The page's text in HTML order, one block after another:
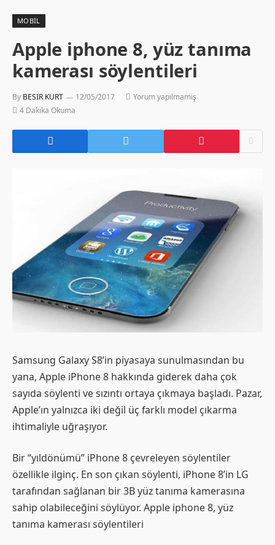
MOBIL
Apple iphone 8, yüz tanıma
kamerası söylentileri
By BESIR KURT 12/05/2017
Yorum yapılmamış
4 Dakika Okuma
Samsung Galaxy S8’in piyasaya sunulmasından bu
yana, Apple iPhone 8 hakkında giderek daha çok
sayıda söylenti ve sızıntı ortaya çıkmaya başladı. Pazar,
Apple’ın yalnızca iki değil üç farklı model çıkarma
ihtimaliyle uğraşıyor.
Bir “yıldönümü” iPhone 8 çevreleyen söylentiler
özellikle ilginç. En son çıkan söylenti, iPhone 8’in LG
tarafından sağlanan bir 3B yüz tanıma kamerasına
sahip olabileceğini söylüyor. Apple iphone 8, yüz
tanıma kamerası söylentileri